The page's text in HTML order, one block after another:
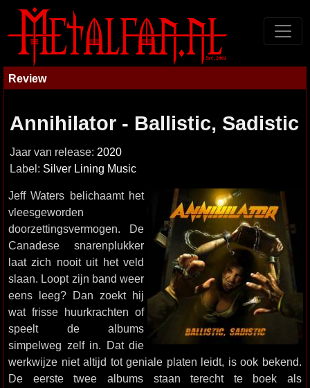
Review
Annihilator - Ballistic, Sadistic
Jaar van release: 2020
Label: Silver Lining Music
Jeff Waters belichaamt het
vleesgeworden
doorzettingsvermogen. De
Canadese snarenplukker
laat zich nooit uit het veld
slaan. Loopt zijn band weer
eens leeg? Dan zoekt hij
wat frisse huurkrachten of
speelt de albums
simpelweg zelf in. Dat die
werkwijze niet altijd tot geniale platen leidt, is ook bekend.
De eerste twee albums staan terecht te boek als